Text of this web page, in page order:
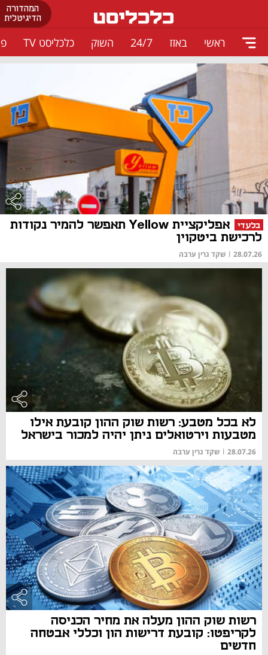
המהדורה
הדיגיטלית
ראשי באזז 24/7 השוק כלכליסט TV
בלעדי
אפליקציית Yellow תאפשר להמיר נקודות
לרכישת ביטקוין
28.07.26
| שקד גרין ערבה
לא בכל מטבע: רשות שוק ההון קובעת אילו
מטבעות וירטואלים ניתן יהיה למכור בישראל
28.07.26
| שקד גרין ערבה
רשות שוק ההון מעלה את מחיר הכניסה
לקריפטו: קובעת דרישות הון וכללי אבטחה
חדשים